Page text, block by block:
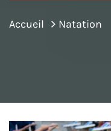
Accueil Natation